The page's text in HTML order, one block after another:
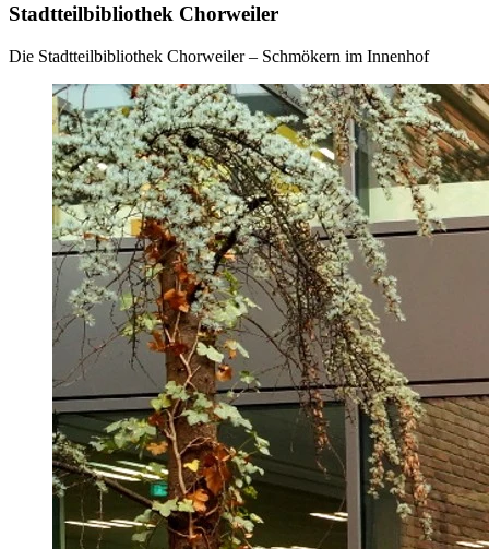
Stadtteilbibliothek Chorweiler
Die Stadtteilbibliothek Chorweiler – Schmökern im Innenhof